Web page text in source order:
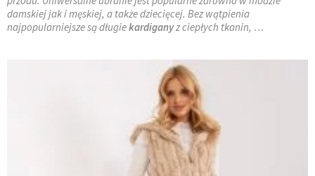
damskiej jak i męskiej, a także dziecięcej. Bez wątpienia
najpopularniejsze są długiekardiganyz ciepłych tkanin, …